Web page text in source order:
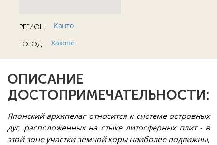
РЕГИОН: Канто
ГОРОД: Хаконе
ОПИСАНИЕ
ДОСТОПРИМЕЧАТЕЛЬНОСТИ:
Японский архипелаг относится к системе островных
дуг, расположенных на стыке литосферных плит - в
этой зоне участки земной коры наиболее подвижны,